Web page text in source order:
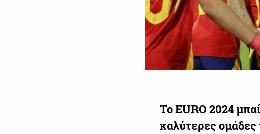
Το EURO 2024
καλύτερες